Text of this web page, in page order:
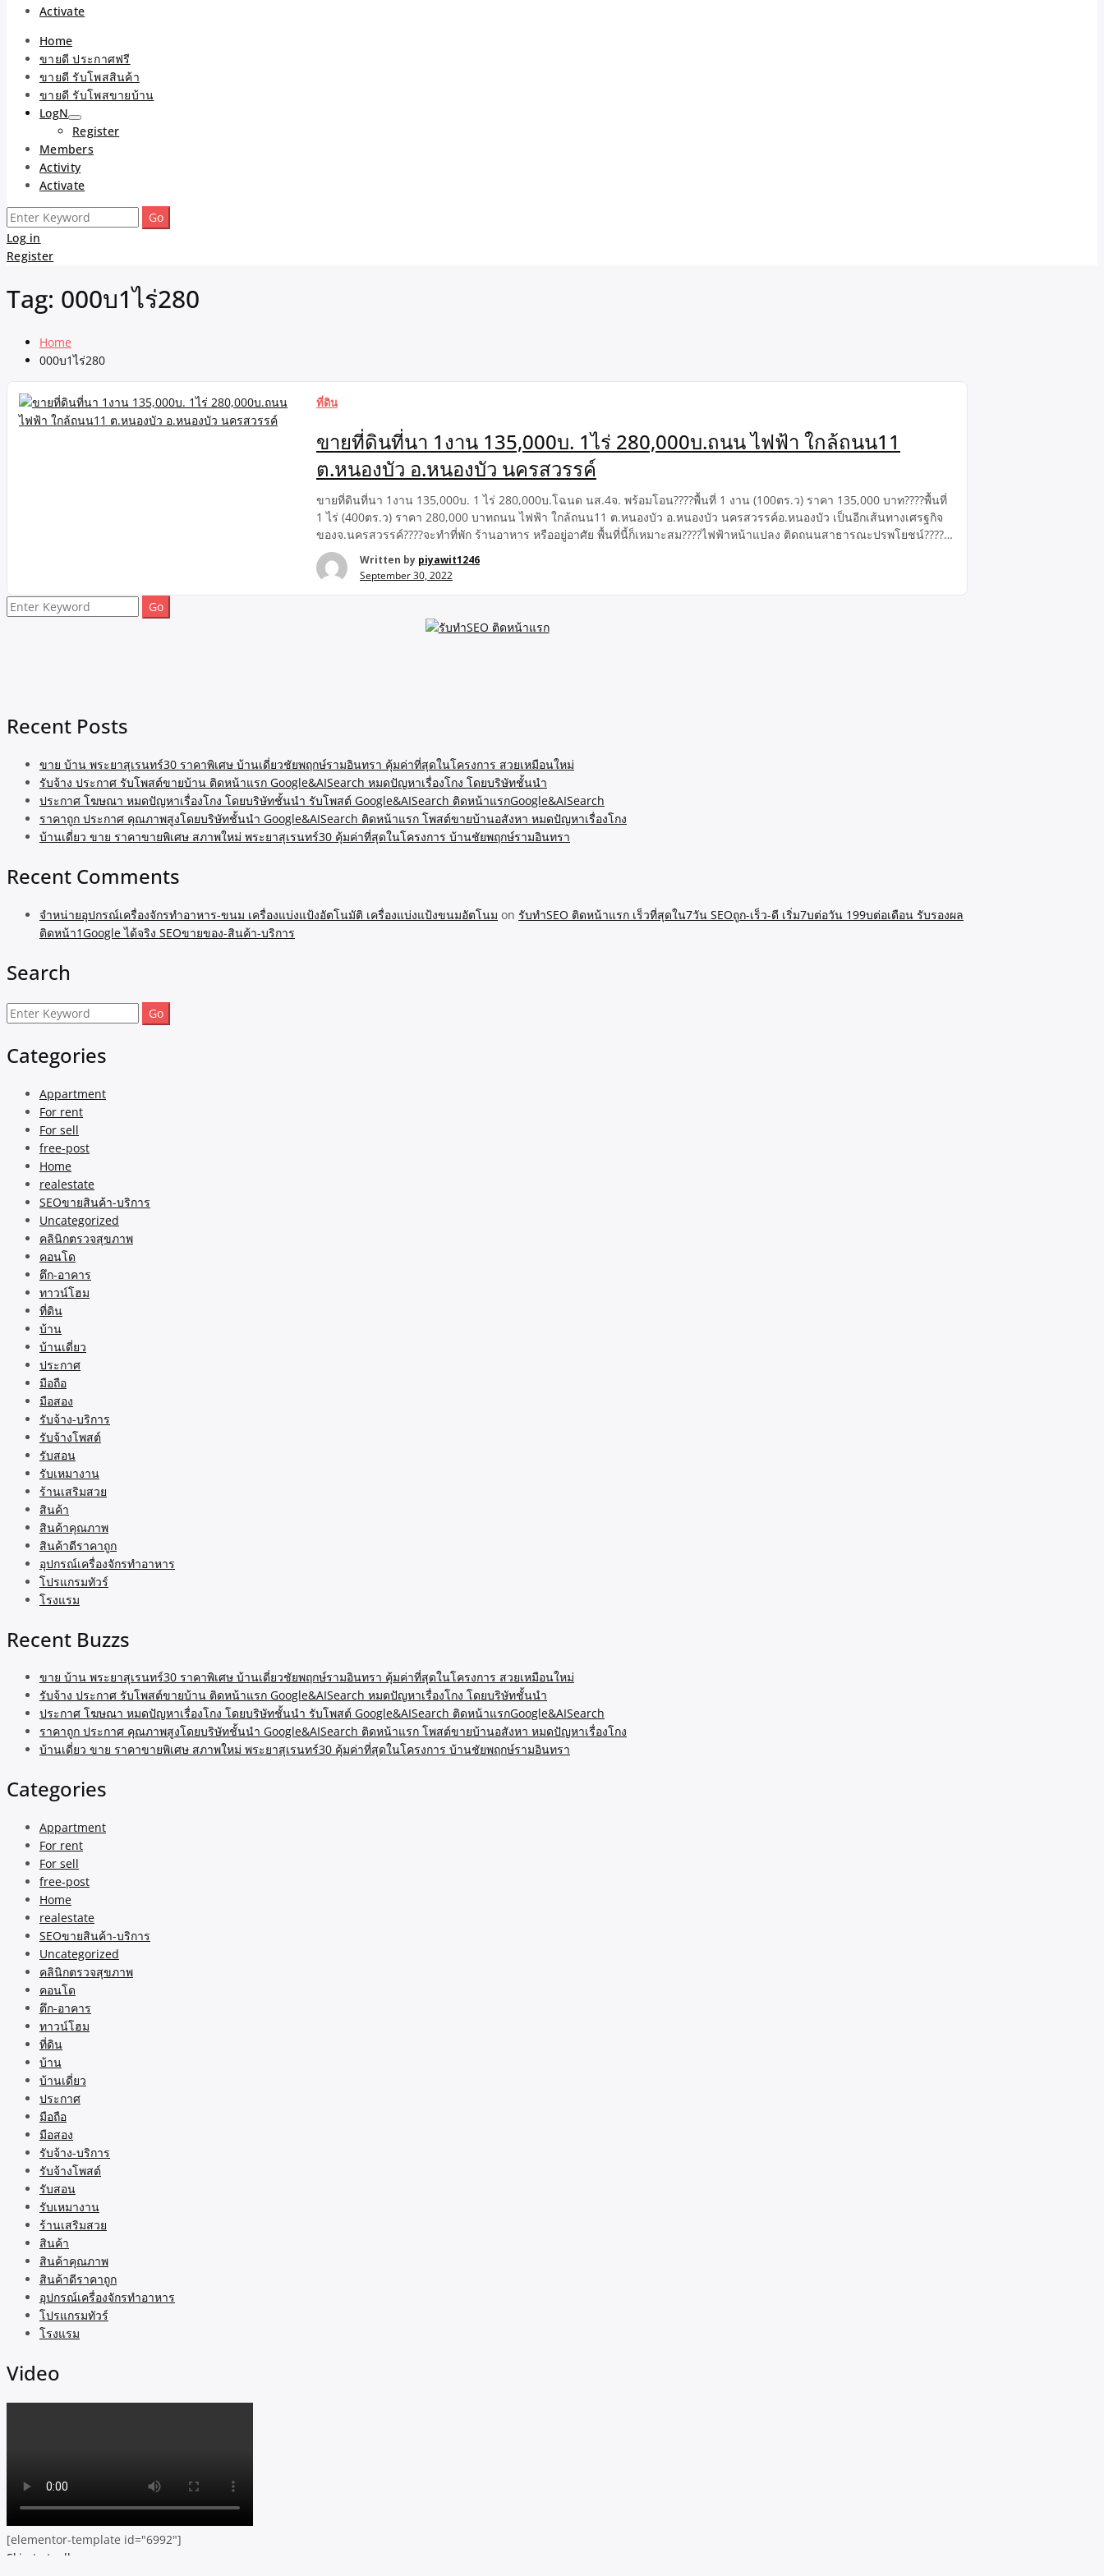
Activate
Home
ขายดี ประกาศฟรี
ขายดี รับโพสสินค้า
ขายดี รับโพสขายบ้าน
LogN
Register
Members
Activity
Activate
Search
for:
Log in
Register
Tag: 000บ1ไร่280
Home
000บ1ไร่280
ที่ดิน
ขายที่ดินที่นา 1งาน 135,000บ. 1ไร่ 280,000บ.ถนน ไฟฟ้า ใกล้ถนน11
ต.หนองบัว อ.หนองบัว นครสวรรค์
ขายที่ดินที่นา 1งาน 135,000บ. 1 ไร่ 280,000บ.โฉนด นส.4จ. พร้อมโอน????พื้นที่ 1 งาน (100ตร.ว) ราคา 135,000 บาท????พื้นที่
1 ไร่ (400ตร.ว) ราคา 280,000 บาทถนน ไฟฟ้า ใกล้ถนน11 ต.หนองบัว อ.หนองบัว นครสวรรค์อ.หนองบัว เป็นอีกเส้นทางเศรฐกิจ
ของจ.นครสวรรค์????จะทำที่พัก ร้านอาหาร หรืออยู่อาศัย พื้นที่นี้ก็เหมาะสม????ไฟฟ้าหน้าแปลง ติดถนนสาธารณะปรพโยชน์????
ห่างถนนสาย11 ถนนซุปเปอร์ไฮเวย์ เพียง130เมตร????ใกล้เทศบาล, อำเภอ, ????โรงเรียน,ตลาดสด,????ร้านสะดวกซื้อ ,โลตัส, BIG
C ประมาณ3กม. ????ปั้มน้ำมัน 1 กม.????หน้าแปลงที่ดิน ติดถนนชุมชนวิ่งไปถนนสายวัดม่วง-เขามะเกลือ ทะลุไป เทศบาล อำเภอ
หนองบัว *** สนใจสอบถาม ***โทร 0945735168Line ID : piyawitnoom สนใจ ชมทรัพย์หลากหลาย ได้ในช่อง
เก้า-อสังหาริมทรัพย์-ที่ดิน-บ้าน-คอนโด-เชียงใหม่-ทั่วไทย-107174101463504/
Written by piyawit1246
September 30, 2022
Search
for:
Recent Posts
ขาย บ้าน พระยาสุเรนทร์30 ราคาพิเศษ บ้านเดี่ยวชัยพฤกษ์รามอินทรา คุ้มค่าที่สุดในโครงการ สวยเหมือนใหม่
รับจ้าง ประกาศ รับโพสต์ขายบ้าน ติดหน้าแรก Google&AISearch หมดปัญหาเรื่องโกง โดยบริษัทชั้นนำ
ประกาศ โฆษณา หมดปัญหาเรื่องโกง โดยบริษัทชั้นนำ รับโพสต์ Google&AISearch ติดหน้าแรกGoogle&AISearch
ราคาถูก ประกาศ คุณภาพสูงโดยบริษัทชั้นนำ Google&AISearch ติดหน้าแรก โพสต์ขายบ้านอสังหา หมดปัญหาเรื่องโกง
บ้านเดี่ยว ขาย ราคาขายพิเศษ สภาพใหม่ พระยาสุเรนทร์30 คุ้มค่าที่สุดในโครงการ บ้านชัยพฤกษ์รามอินทรา
Recent Comments
จำหน่ายอุปกรณ์เครื่องจักรทำอาหาร-ขนม เครื่องแบ่งแป้งอัตโนมัติ เครื่องแบ่งแป้งขนมอัตโนม on รับทำSEO ติดหน้าแรก เร็วที่สุดใน7วัน SEOถูก-เร็ว-ดี เริ่ม7บต่อวัน 199บต่อเดือน รับรองผล
ติดหน้า1Google ได้จริง SEOขายของ-สินค้า-บริการ
Search
Search
for:
Categories
Appartment
For rent
For sell
free-post
Home
realestate
SEOขายสินค้า-บริการ
Uncategorized
คลินิกตรวจสุขภาพ
คอนโด
ตึก-อาคาร
ทาวน์โฮม
ที่ดิน
บ้าน
บ้านเดี่ยว
ประกาศ
มือถือ
มือสอง
รับจ้าง-บริการ
รับจ้างโพสต์
รับสอน
รับเหมางาน
ร้านเสริมสวย
สินค้า
สินค้าคุณภาพ
สินค้าดีราคาถูก
อุปกรณ์เครื่องจักรทำอาหาร
โปรแกรมทัวร์
โรงแรม
Recent Buzzs
ขาย บ้าน พระยาสุเรนทร์30 ราคาพิเศษ บ้านเดี่ยวชัยพฤกษ์รามอินทรา คุ้มค่าที่สุดในโครงการ สวยเหมือนใหม่
รับจ้าง ประกาศ รับโพสต์ขายบ้าน ติดหน้าแรก Google&AISearch หมดปัญหาเรื่องโกง โดยบริษัทชั้นนำ
ประกาศ โฆษณา หมดปัญหาเรื่องโกง โดยบริษัทชั้นนำ รับโพสต์ Google&AISearch ติดหน้าแรกGoogle&AISearch
ราคาถูก ประกาศ คุณภาพสูงโดยบริษัทชั้นนำ Google&AISearch ติดหน้าแรก โพสต์ขายบ้านอสังหา หมดปัญหาเรื่องโกง
บ้านเดี่ยว ขาย ราคาขายพิเศษ สภาพใหม่ พระยาสุเรนทร์30 คุ้มค่าที่สุดในโครงการ บ้านชัยพฤกษ์รามอินทรา
Categories
Appartment
For rent
For sell
free-post
Home
realestate
SEOขายสินค้า-บริการ
Uncategorized
คลินิกตรวจสุขภาพ
คอนโด
ตึก-อาคาร
ทาวน์โฮม
ที่ดิน
บ้าน
บ้านเดี่ยว
ประกาศ
มือถือ
มือสอง
รับจ้าง-บริการ
รับจ้างโพสต์
รับสอน
รับเหมางาน
ร้านเสริมสวย
สินค้า
สินค้าคุณภาพ
สินค้าดีราคาถูก
อุปกรณ์เครื่องจักรทำอาหาร
โปรแกรมทัวร์
โรงแรม
Video
[elementor-template id="6992"]
Skip to toolbar